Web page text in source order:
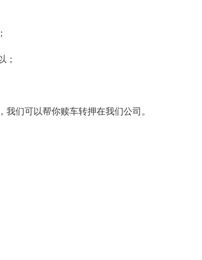
；
们可以帮你赎车转押在我们公司。